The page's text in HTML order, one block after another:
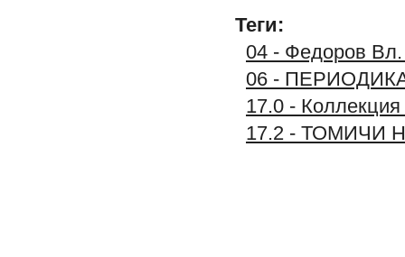
Теги:
04 - Федоров Вл.
06 -
17.0 -
17.2 - ТОМИЧИ